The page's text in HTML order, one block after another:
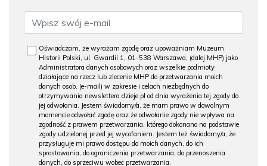
Oświadczam, że wyrażam zgodę oraz upoważniam Muzeum
Historii Polski, ul. Gwardii 1, 01-538 Warszawa, (dalej MHP) jako
Administratora danych osobowych oraz wszelkie podmioty
działające na rzecz lub zlecenie MHP do przetwarzania moich
danych osob. (e-mail) w zakresie i celach niezbędnych do
otrzymywania newslettera dzieje.pl od dnia wyrażenia tej zgody do
jej odwołania. Jestem świadomy/a, że mam prawo w dowolnym
momencie odwołać zgodę oraz że odwołanie zgody nie wpływa na
zgodność z prawem przetwarzania, którego dokonano na podstawie
zgody udzielonej przed jej wycofaniem. Jestem też świadomy/a, że
przysługuje mi prawo dostępu do moich danych, do ich
sprostowania, do ograniczenia przetwarzania, do przenoszenia
danych, do sprzeciwu wobec przetwarzania.